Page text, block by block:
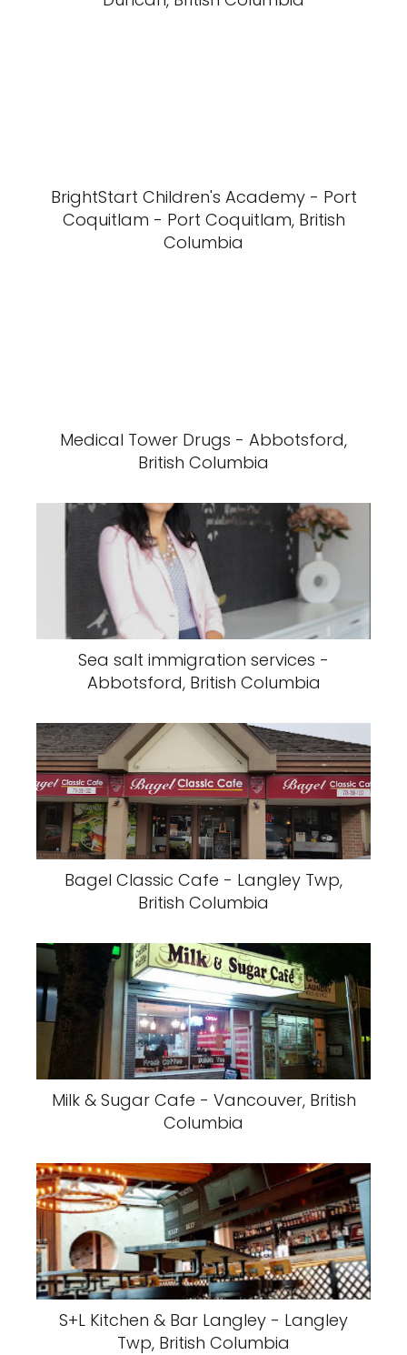
BrightStart Children's Academy - Port
Coquitlam - Port Coquitlam, British
Columbia
Medical Tower Drugs - Abbotsford,
British Columbia
Sea salt immigration services -
Abbotsford, British Columbia
Bagel Classic Cafe - Langley Twp,
British Columbia
Milk & Sugar Cafe - Vancouver, British
Columbia
S+L Kitchen & Bar Langley - Langley
Twp, British Columbia